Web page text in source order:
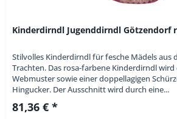
Kinderdirndl Jugenddirndl Götzendorf
Stilvolles Kinderdirndl für fesche Mädels aus
Trachten. Das rosa-farbene Kinderdirndl
Webmuster sowie einer doppellagigen
Hingucker. Der Ausschnitt wird durch eine...
81,36 € *